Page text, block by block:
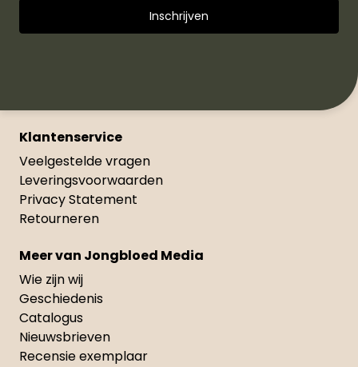
Klantenservice
Veelgestelde vragen
Leveringsvoorwaarden
Privacy Statement
Retourneren
Meer van Jongbloed Media
Wie zijn wij
Geschiedenis
Catalogus
Nieuwsbrieven
Recensie exemplaar